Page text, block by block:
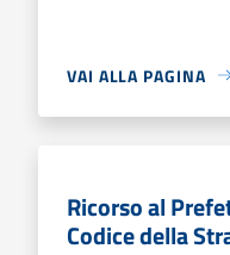
VAI ALLA PAGINA
Ricorso al
Codice della